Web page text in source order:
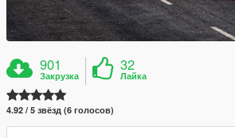
901
Закрузка
32
Лайка
4.92 / 5 звёзд (6 голосов)